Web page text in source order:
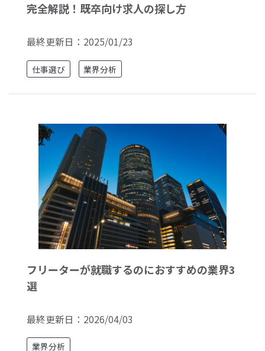
完全解説！既卒向け求人の探し方
最終更新日： 2025/01/23
仕事選び 業界分析
フリーターが就職するのにおすすめの業界3
選
最終更新日： 2026/04/03
業界分析